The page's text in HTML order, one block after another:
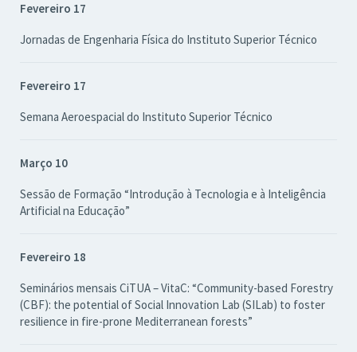
Fevereiro 17
Jornadas de Engenharia Física do Instituto Superior Técnico
Fevereiro 17
Semana Aeroespacial do Instituto Superior Técnico
Março 10
Sessão de Formação “Introdução à Tecnologia e à Inteligência
Artificial na Educação”
Fevereiro 18
Seminários mensais CiTUA – VitaC: “Community-based Forestry
(CBF): the potential of Social Innovation Lab (SILab) to foster
resilience in fire-prone Mediterranean forests”